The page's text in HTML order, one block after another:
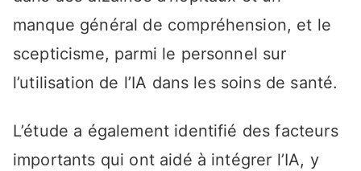
manque général de compréhension, et le
scepticisme, parmi le personnel sur
l’utilisation de l’IA dans les soins de santé.
L’étude a également identifié des facteurs
importants qui ont aidé à intégrer l’IA, y